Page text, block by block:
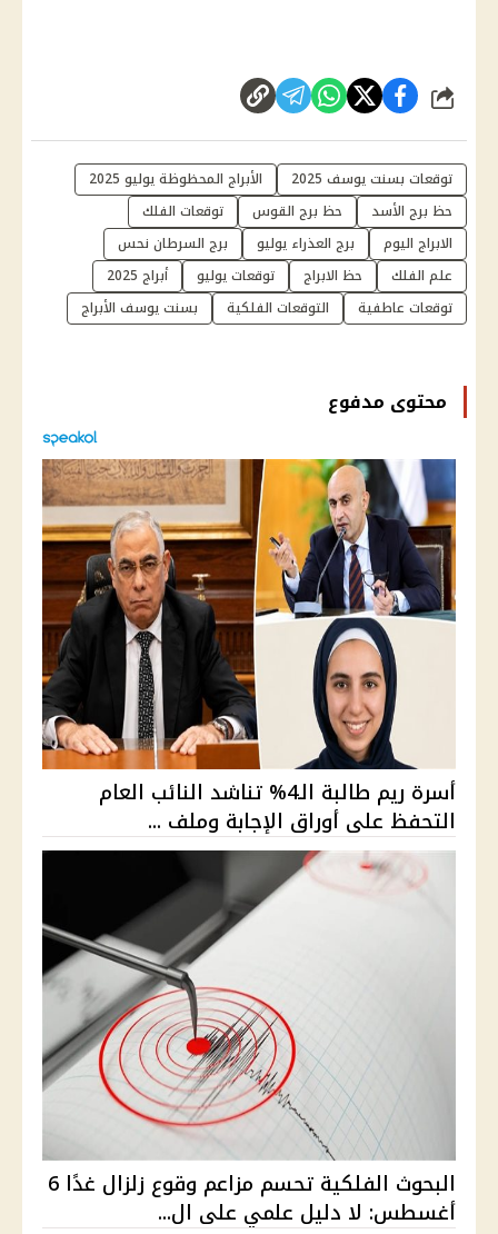
شارك
توقعات بسنت يوسف 2025
الأبراج المحظوظة يوليو 2025
حظ برج الأسد
حظ برج القوس
توقعات الفلك
الابراج اليوم
برج العذراء يوليو
برج السرطان نحس
علم الفلك
حظ الابراج توقعات يوليو
أبراج 2025
توقعات عاطفية
التوقعات الفلكية بسنت يوسف الأبراج
محتوى مدفوع
أسرة ريم طالبة الـ4% تناشد النائب العام
التحفظ على أوراق الإجابة وملف ...
البحوث الفلكية تحسم مزاعم وقوع زلزال غدًا 6
أغسطس: لا دليل علمي على ال...